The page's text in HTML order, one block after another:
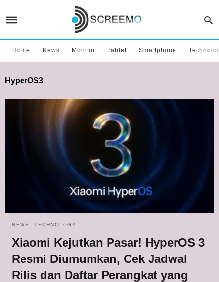
Home News Monitor Tablet Smartphone
HyperOS3
NEWS TECHNOLOGY
Xiaomi Kejutkan Pasar! HyperOS 3
Resmi Diumumkan, Cek Jadwal
Rilis dan Daftar Perangkat yang